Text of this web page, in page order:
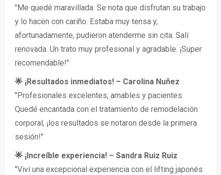
"Me quedé maravillada. Se nota que disfrutan su trabajo
y lo hacen con cariño. Estaba muy tensa y,
afortunadamente, pudieron atenderme sin cita. Salí
renovada. Un trato muy profesional y agradable. ¡Super
recomendable!"
🌟 ¡Resultados inmediatos! – Carolina Nuñez
"Profesionales excelentes, amables y pacientes.
Quedé encantada con el tratamiento de remodelación
corporal, ¡los resultados se notaron desde la primera
sesión!"
🌟 ¡Increíble experiencia! – Sandra Ruiz Ruiz
"Viví una excepcional experiencia con el lifting japonés